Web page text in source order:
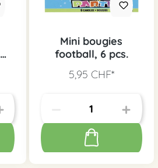
Mini bougies
football, 6 pcs.
5,95 CHF*